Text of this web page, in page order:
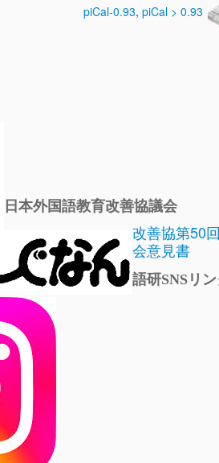
piCal-0.93, piCal > 0.93
日本外国語教育改善協議会
改善協第50
会意見書
語研SNSリ